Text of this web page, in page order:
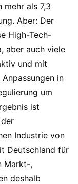
als 7,3
Aber: Der
High-Tech-
aber auch viele
und mit
in
um
ist
Industrie von
Deutschland für
Markt-,
deshalb